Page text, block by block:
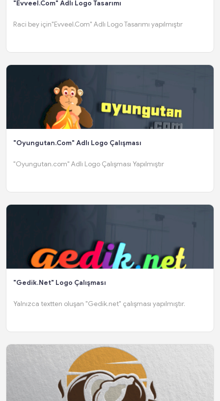
"Evveel.Com" Adlı Logo Tasarımı
Raci bey için"Evveel.Com" Adlı Logo Tasarımı yapılmıştır
"Oyungutan.com" Adlı Logo Çalışması
"Oyungutan.com" Adlı Logo Çalışması Yapılmıştır
"Gedik.net" Logo Çalışması
Yalnızca textten oluşan "Gedik.net" çalışması yapılmıştır.